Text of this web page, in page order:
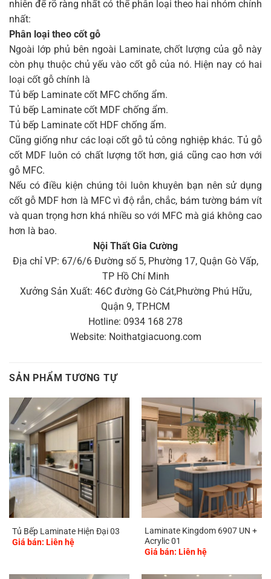
nhiên để rõ ràng nhất có thể phân loại theo hai nhóm chính
nhất:
Phân loại theo cốt gỗ
Ngoài lớp phủ bên ngoài Laminate, chốt lượng của gỗ này
còn phụ thuộc chủ yếu vào cốt gỗ của nó. Hiện nay có hai
loại cốt gỗ chính là
Tủ bếp Laminate cốt MFC chống ẩm.
Tủ bếp Laminate cốt MDF chống ẩm.
Tủ bếp Laminate cốt HDF chống ẩm.
Cũng giống như các loại cốt gỗ tủ công nghiệp khác. Tủ gỗ
cốt MDF luôn có chất lượng tốt hơn, giá cũng cao hơn với
gỗ MFC.
Nếu có điều kiện chúng tôi luôn khuyên bạn nên sử dụng
cốt gỗ MDF hơn là MFC vì độ rắn, chắc, bám tường bám vít
và quan trọng hơn khá nhiều so với MFC mà giá không cao
hơn là bao.
Nội Thất Gia Cường
Địa chỉ VP: 67/6/6 Đường số 5, Phường 17, Quận Gò Vấp,
TP Hồ Chí Minh
Xưởng Sản Xuất: 46C đường Gò Cát,Phường Phú Hữu,
Quận 9, TP.HCM
Hotline: 0934 168 278
Website: Noithatgiacuong.com
SẢN PHẨM TƯƠNG TỰ
Tủ Bếp Laminate Hiện Đại 03
Giá bán: Liên hệ
Laminate Kingdom 6907 UN +
Acrylic 01
Giá bán: Liên hệ